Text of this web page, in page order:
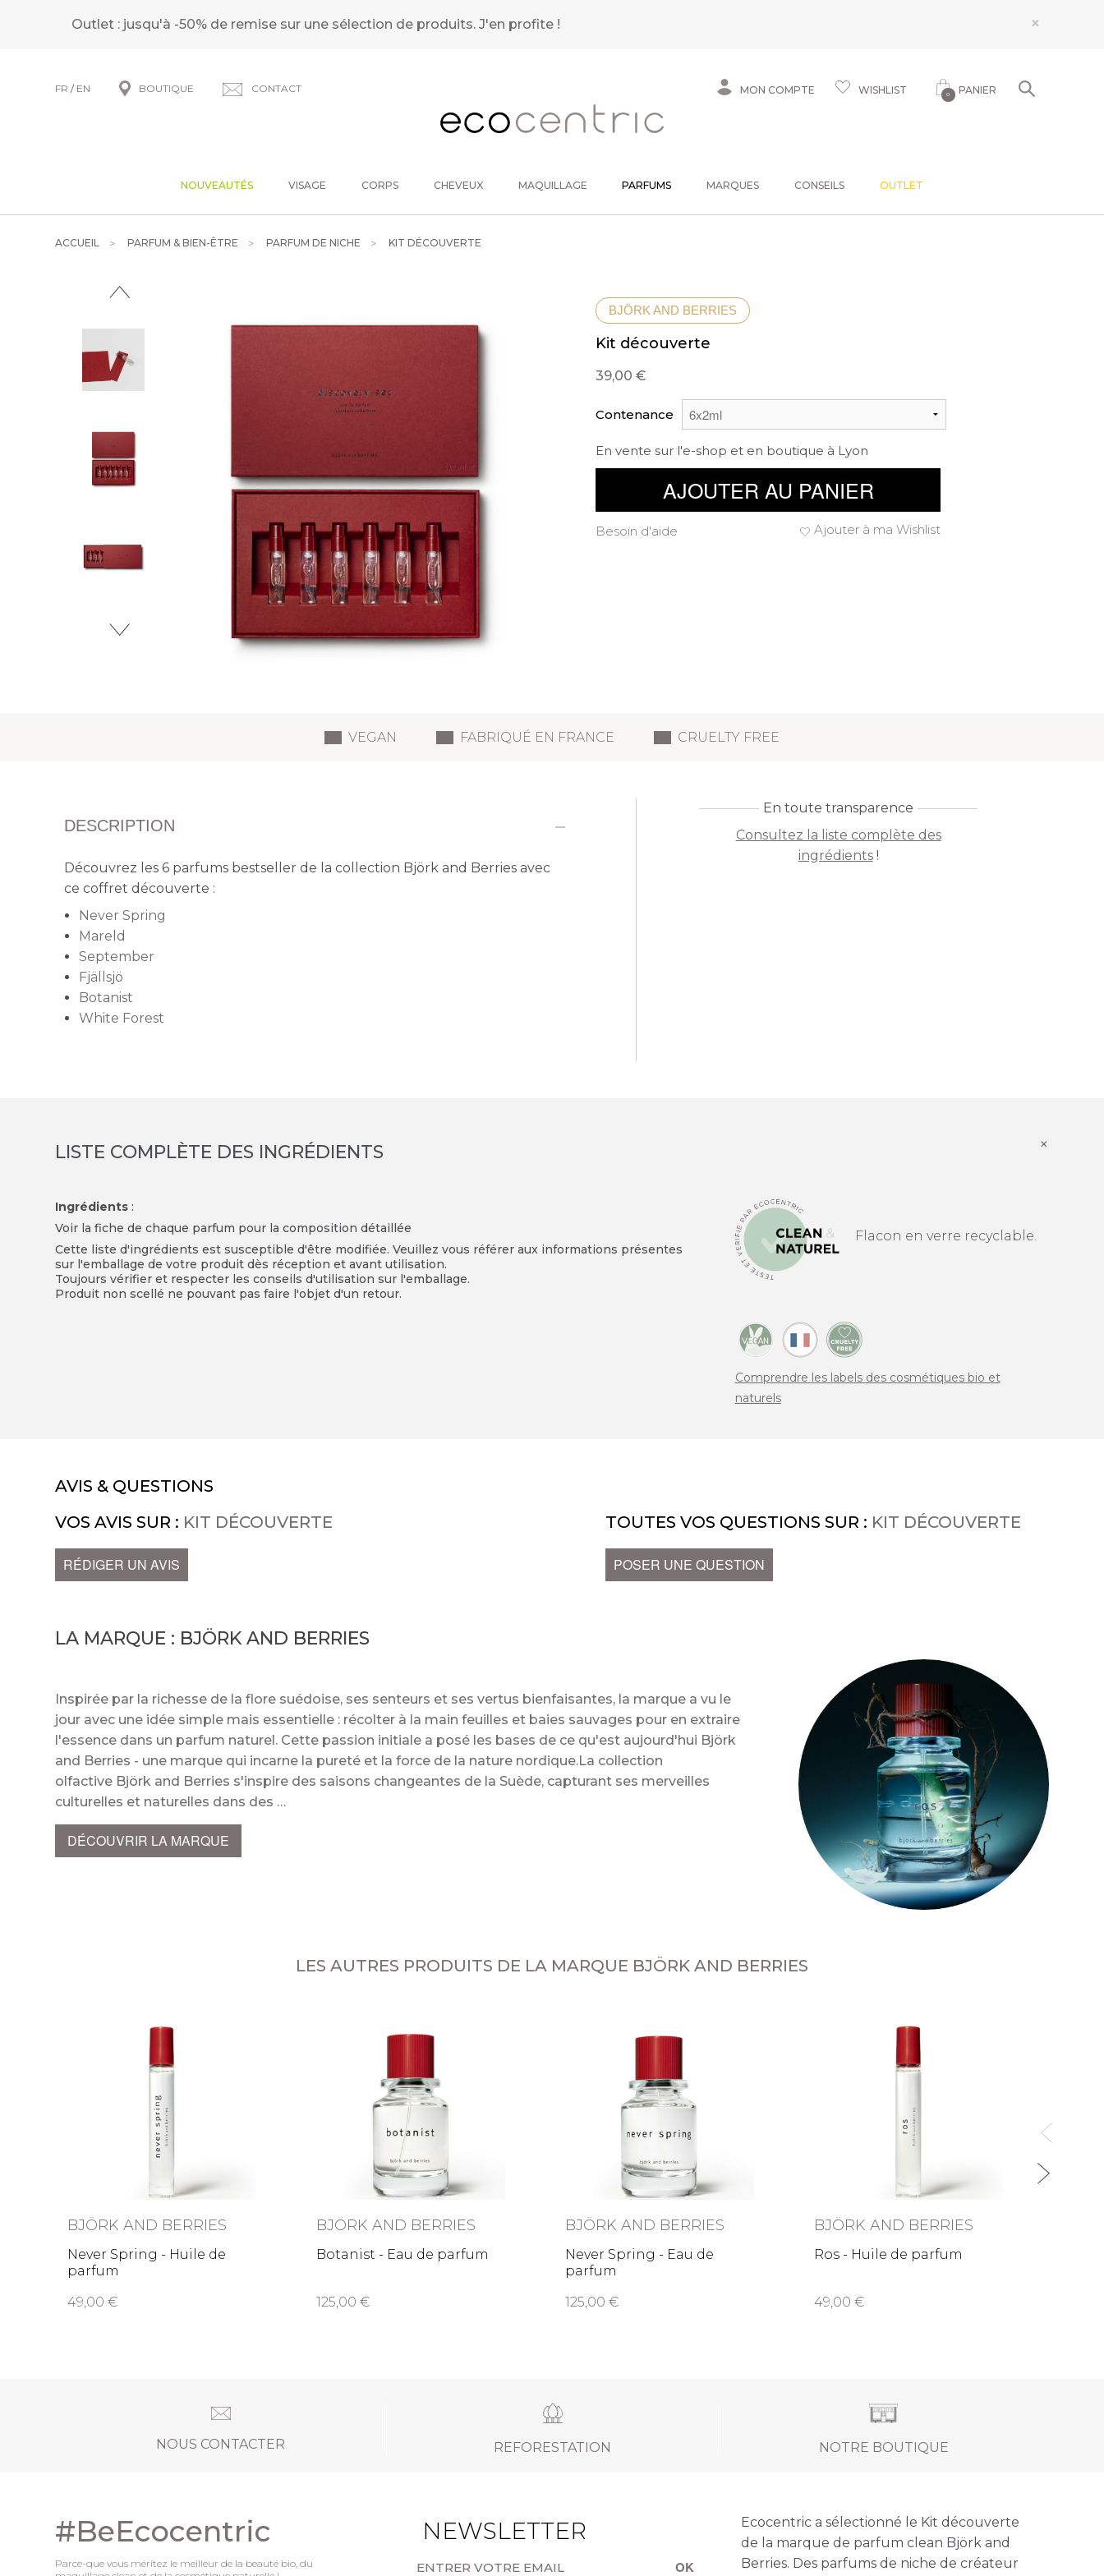
Outlet : jusqu'à -50% de remise sur une sélection de produits.J'en profite ! ×
FR / EN BOUTIQUE CONTACT MON COMPTE WISHLIST 0 PANIER
NOUVEAUTÉS VISAGE CORPS CHEVEUX MAQUILLAGE PARFUMS MARQUES CONSEILS OUTLET
ACCUEIL PARFUM & BIEN-ÊTRE PARFUM DE NICHE KIT DÉCOUVERTE
BJÖRK AND BERRIES
Kit découverte
39,00
Contenance
En vente sur l'e-shop et en boutique à Lyon
AJOUTER AU PANIER
Ajouter à ma Wishlist
Besoin d'aide
VEGAN FABRIQUÉ EN FRANCE CRUELTY FREE
DESCRIPTION
Découvrez les 6 parfums bestseller de la collection Björk and Berries avec
ce coffret découverte :
Never Spring
Mareld
September
Fjällsjö
Botanist
White Forest
En toute transparence
Consultez la liste complète des
ingrédients!
LISTE COMPLÈTE DES INGRÉDIENTS ×
Ingrédients :
Voir la fiche de chaque parfum pour la composition détaillée
Cette liste d'ingrédients est susceptible d'être modifiée. Veuillez vous référer aux informations présentes
sur l'emballage de votre produit dès réception et avant utilisation.
Toujours vérifier et respecter les conseils d'utilisation sur l'emballage.
Produit non scellé ne pouvant pas faire l'objet d'un retour.
Flacon en verre recyclable.
Comprendre les labels des cosmétiques bio et
naturels
AVIS & QUESTIONS
VOS AVIS SUR : KIT DÉCOUVERTE
RÉDIGER UN AVIS
TOUTES VOS QUESTIONS SUR : KIT DÉCOUVERTE
POSER UNE QUESTION
LA MARQUE : BJÖRK AND BERRIES
Inspirée par la richesse de la flore suédoise, ses senteurs et ses vertus bienfaisantes, la marque a vu le
jour avec une idée simple mais essentielle : récolter à la main feuilles et baies sauvages pour en extraire
l'essence dans un parfum naturel. Cette passion initiale a posé les bases de ce qu'est aujourd'hui Björk
and Berries - une marque qui incarne la pureté et la force de la nature nordique.La collection
olfactive Björk and Berries s'inspire des saisons changeantes de la Suède, capturant ses merveilles
culturelles et naturelles dans des
DÉCOUVRIR LA MARQUE
LES AUTRES PRODUITS DE LA MARQUE BJÖRK AND BERRIES
BJÖRK AND BERRIES
Never Spring - Huile de
parfum
49,00
BJÖRK AND BERRIES
Botanist - Eau de parfum
125,00
BJÖRK AND BERRIES
Never Spring - Eau de
parfum
125,00
BJÖRK AND BERRIES
Ros - Huile de parfum
49,00
NOUS CONTACTER REFORESTATION NOTRE BOUTIQUE
#BeEcocentric
Parce-que vous méritez le meilleur de la beauté bio, du
NEWSLETTER
OK
Ecocentric a sélectionné le Kit découverte
de la marque de parfum clean Björk and
Berries. Des parfums de niche de créateur